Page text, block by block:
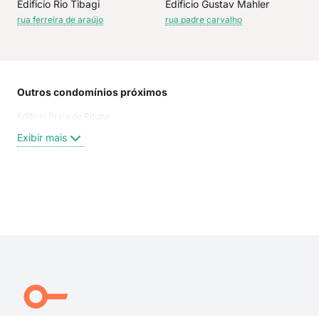
Edificio Rio Tibagi
rua ferreira de araújo
Edificio Gustav Mahler
rua padre carvalho
Outros condomínios próximos
Edificio Praia de Pituba
Exibir mais